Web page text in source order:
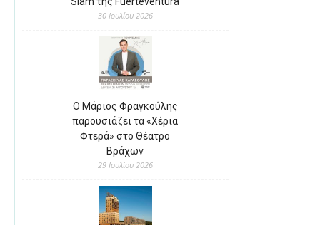
30 Ιουλίου 2026
Ο Μάριος Φραγκούλης
παρουσιάζει τα «Χέρια
Φτερά» στο Θέατρο
Βράχων
29 Ιουλίου 2026